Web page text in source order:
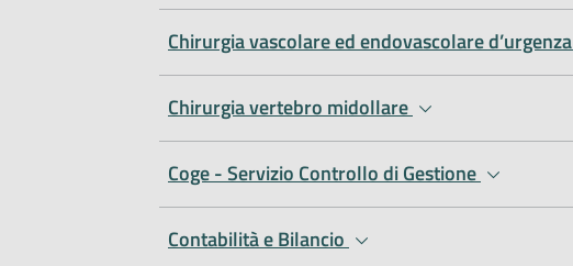
Chirurgia vascolare ed endovascolare d’urgenza
Chirurgia vertebro midollare
Coge - Servizio Controllo di Gestione
Contabilità e Bilancio